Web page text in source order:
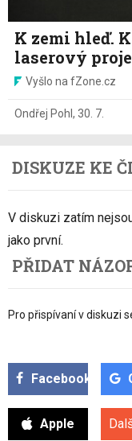
K zemi hleď.
laserový
Vyšlo na fZone.cz
Ondřej Pohl , 30. 7.
DISKUZE KE
V diskuzi zatím
jako první.
PŘIDAT
Pro přispívaní v diskuzi
Facebook
Apple